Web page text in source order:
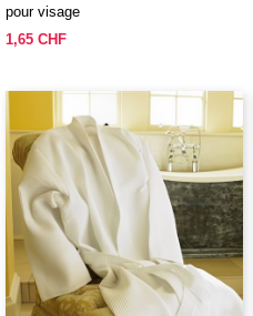
pour visage
1,65 CHF